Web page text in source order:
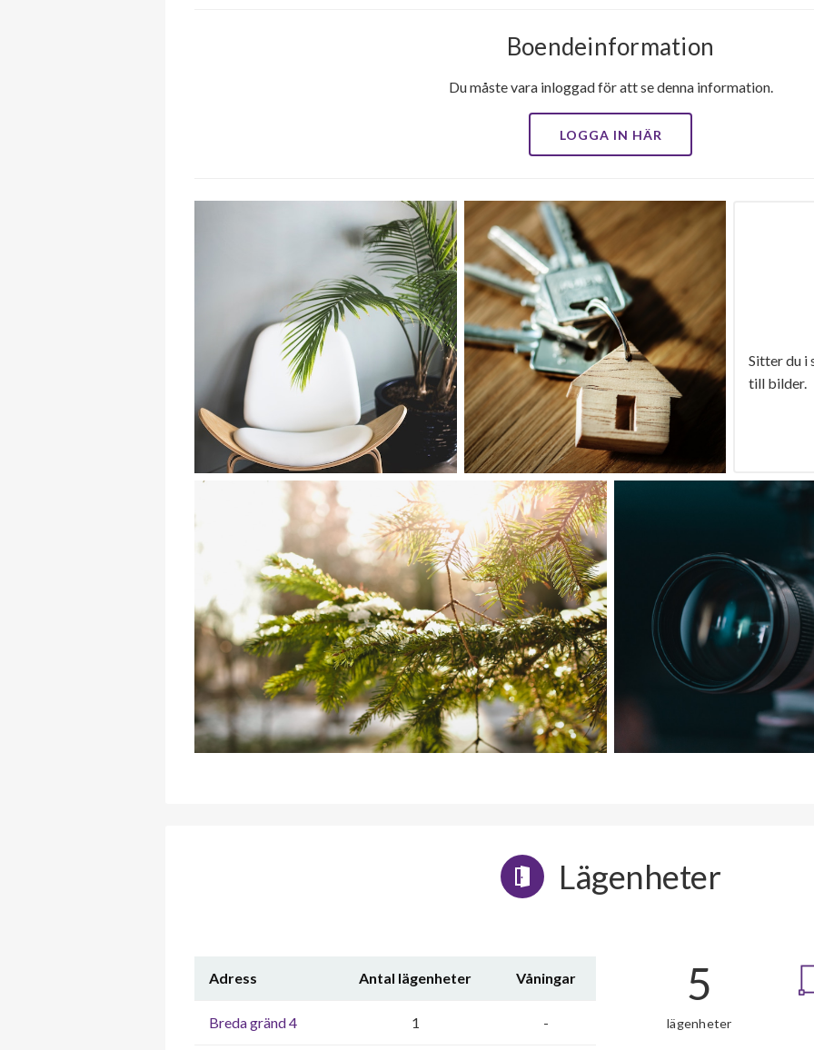
Boendeinformation
Du måste vara inloggad för att se denna information.
LOGGA IN HÄR
Sitter du i
till bilder.
Lägenheter
Adress Antal lägenheter Våningar
Breda gränd 4 1 -
5
lägenheter